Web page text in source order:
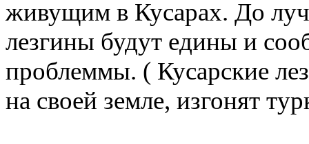
живущим в Кусарах. До
лезгины будут едины и
проблеммы. ( Кусарские
на своей земле, изгонят